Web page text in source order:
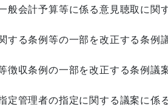
会計予算等に係る意見聴取に関
条例等の一部を改正する条例
条例の一部を改正する条例議
管理者の指定に関する議案に係